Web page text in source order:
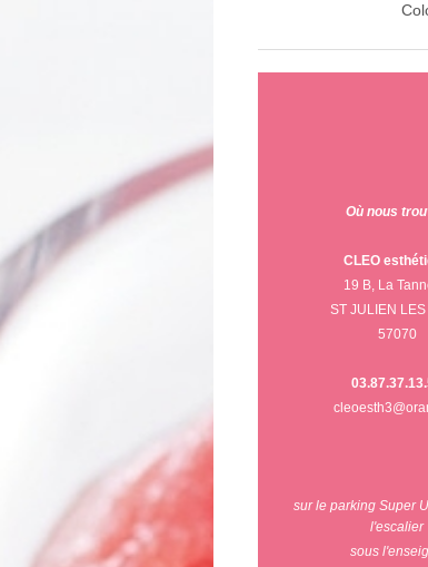
Où nous
CLEO
19 B, La
ST JULIEN LES
57070
sur le parking Super
l'escalier
sous